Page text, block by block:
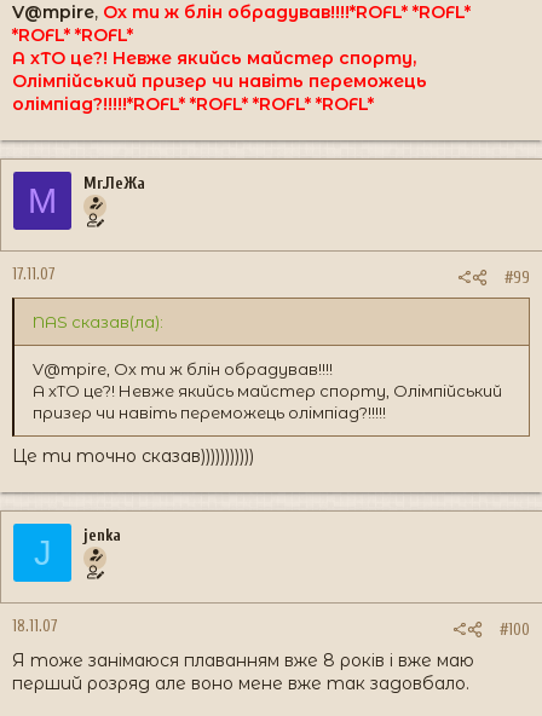
V@mpire, Ох ти ж блін обрадував!!!!*ROFL* *ROFL*
*ROFL* *ROFL*
А хТО це?! Невже якийсь майстер спорту,
Олімпійський призер чи навіть переможець
олімпіад?!!!!!*ROFL* *ROFL* *ROFL* *ROFL*
M Mr.ЛеЖа
17.11.07 #99
NAS сказав(ла):
V@mpire, Ох ти ж блін обрадував!!!!
А хТО це?! Невже якийсь майстер спорту, Олімпійський
призер чи навіть переможець олімпіад?!!!!!
Це ти точно сказав)))))))))))
J jenka
18.11.07 #100
Я тоже занімаюся плаванням вже 8 років і вже маю
перший розряд але воно мене вже так задовбало.